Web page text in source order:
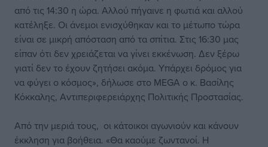
από τις 14:30 η ώρα. Αλλού πήγαινε η φωτιά και αλλού
κατέληξε. Οι άνεμοι ενισχύθηκαν και το μέτωπο τώρα
είναι σε μικρή απόσταση από τα σπίτια. Στις 16:30 μας
είπαν ότι δεν χρειάζεται να γίνει εκκένωση. Δεν ξέρω
γιατί δεν το έχουν ζητήσει ακόμα. Υπάρχει δρόμος για
να φύγει ο κόσμος», δήλωσε στο MEGA ο κ. Βασίλης
Κόκκαλης, Aντιπεριφερειάρχης Πολιτικής Προστασίας.
Από την μεριά τους, οι κάτοικοι αγωνιούν και κάνουν
έκκληση για βοήθεια. «Θα καούμε ζωντανοί. Η